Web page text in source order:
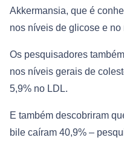
Akkermansia, que é
nos níveis de glicose e
Os pesquisadores
nos níveis gerais de
5,9% no LDL.
E também descobriram
bile caíram 40,9% –